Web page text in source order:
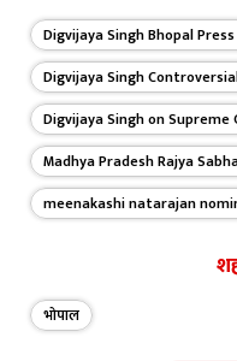
Digvijaya Singh Bhopal
Digvijaya Singh
Digvijaya Singh on Supreme
Madhya Pradesh Rajya
meenakashi natarajan
भोपाल